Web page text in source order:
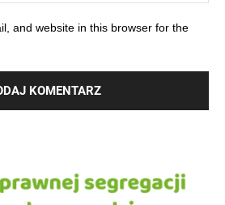
and website in this browser for the